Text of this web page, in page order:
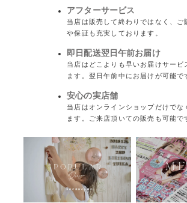
アフターサービス
当店は販売して終わりではなく、ご
や保証も充実しております。
即日配送翌日午前お届け
当店はどこよりも早いお届けサービ
ます。翌日午前中にお届けが可能で
安心の実店舗
当店はオンラインショップだけでな
ます。ご来店頂いての販売も可能で